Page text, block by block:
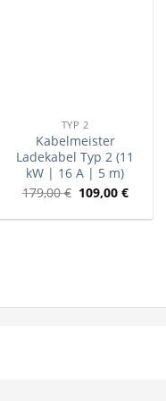
TYP 2
Kabelmeister
Ladekabel Typ 2 (11
kW | 16 A | 5 m)
179,00€ 109,00 €